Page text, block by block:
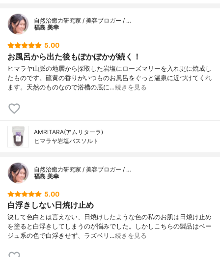
自然治癒力研究家 / 美容ブロガー / …
福島 美幸
5.00
お風呂から出た後もぽかぽかが続く！
ヒマラヤ山脈の地層から採取した岩塩にローズマリーを入れ更に焼成し
たものです。硫黄の香りがいつものお風呂をぐっと温泉に近づけてくれ
ます。天然のものなので浴槽の底に…続きを見る
AMRITARA(アムリターラ)
ヒマラヤ岩塩バスソルト
自然治癒力研究家 / 美容ブロガー / …
福島 美幸
5.00
白浮きしない日焼け止め
決して色白とは言えない、日焼けしたような色の私のお肌は日焼け止め
を塗ると白浮きしてしまうのが悩みでした。しかしこちらの製品はベー
ジュ系の色で白浮きせず、ラズベリ…続きを見る